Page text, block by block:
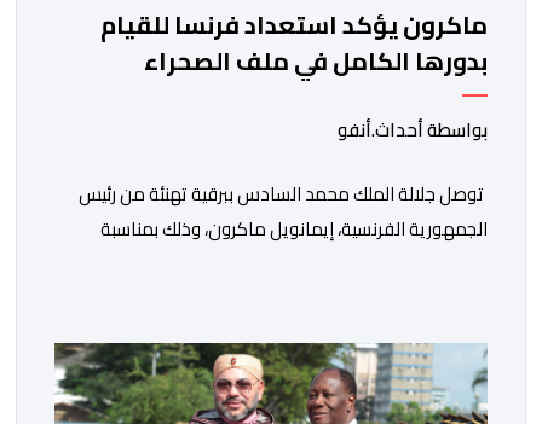
ماكرون يؤكد استعداد فرنسا للقيام
بدورها الكامل في ملف الصحراء
بواسطة أحداث.أنفو
توصل جلالة الملك محمد السادس ببرقية تهنئة من رئيس
الجمهورية الفرنسية، إيمانويل ماكرون، وذلك بمناسبة
مجددا التعبير لجلالته عن مشاعر الصداقة العميقة والمتينة
التي تكنها فرنسا وشعبها للمغرب وللشعب المغربي. وقال
الرئيس الفرنسي “لا يساورني أي شك في أن […]